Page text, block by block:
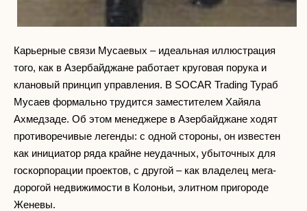
Карьерные связи Мусаевых – идеальная иллюстрация
того, как в Азербайджане работает круговая порука и
клановый принцип управления. В SOCAR Trading Тураб
Мусаев формально трудится заместителем Хайяла
Ахмедзаде. Об этом менеджере в Азербайджане ходят
противоречивые легенды: с одной стороны, он известен
как инициатор ряда крайне неудачных, убыточных для
госкорпорации проектов, с другой – как владелец мега-
дорогой недвижимости в Колоньи, элитном пригороде
Женевы.